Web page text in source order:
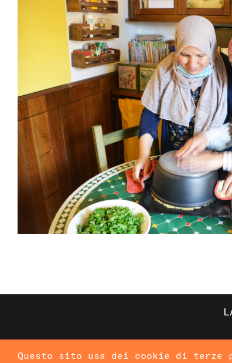
Questo sito usa dei cookie di